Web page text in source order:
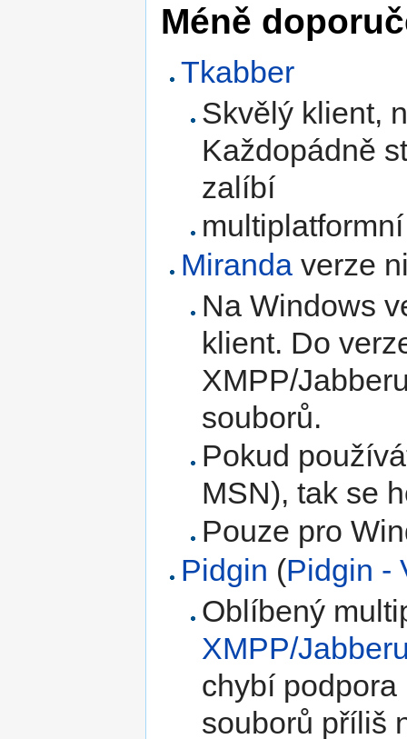
Méně
Tkabber
Skvělý klient,
Každopádně
zalíbí
Miranda verze
Na Windows
klient. Do
XMPP/
souborů.
Pokud
MSN), tak se
Pouze pro
Pidgin (Pidgin -
Oblíbený
XMPP/
chybí
souborů příliš